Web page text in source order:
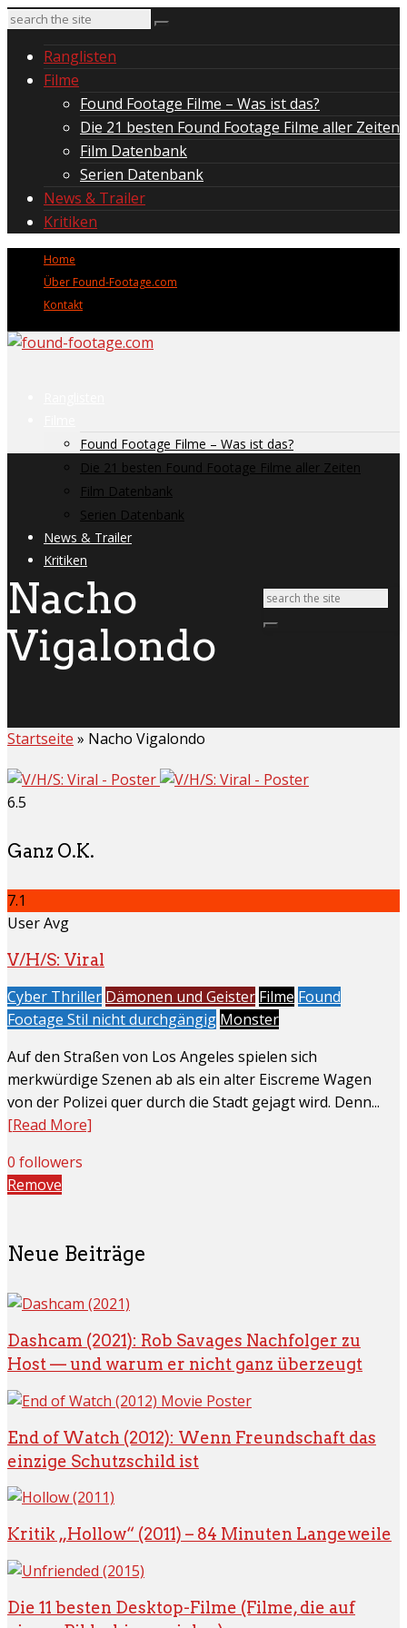
Ranglisten
Filme
Found Footage Filme – Was ist das?
Die 21 besten Found Footage Filme aller Zeiten
Film Datenbank
Serien Datenbank
News & Trailer
Kritiken
Home
Über Found-Footage.com
Kontakt
Found Footage Filme – Was ist das?
Die 21 besten Found Footage Filme aller Zeiten
Film Datenbank
Serien Datenbank
News & Trailer
Kritiken
Nacho
Vigalondo
Startseite » Nacho Vigalondo
6.5
Ganz O.K.
7.1
User Avg
V/H/S: Viral
Cyber Thriller Dämonen und Geister Filme Found
Footage Stil nicht durchgängig Monster
Auf den Straßen von Los Angeles spielen sich
merkwürdige Szenen ab als ein alter Eiscreme Wagen
von der Polizei quer durch die Stadt gejagt wird. Denn...
[Read More]
0 followers
Remove
Neue Beiträge
Dashcam (2021): Rob Savages Nachfolger zu
Host — und warum er nicht ganz überzeugt
End of Watch (2012): Wenn Freundschaft das
einzige Schutzschild ist
Kritik „Hollow“ (2011) – 84 Minuten Langeweile
Die 11 besten Desktop-Filme (Filme, die auf